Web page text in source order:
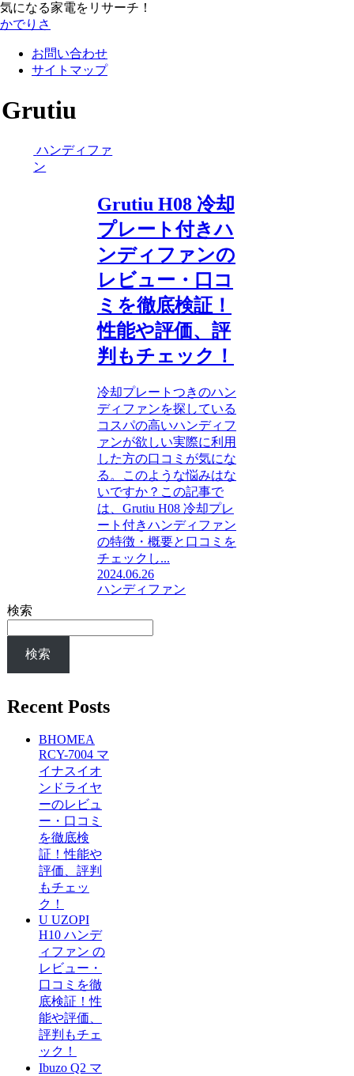
気になる家電をリサーチ！
かでりさ
お問い合わせ
サイトマップ
Grutiu
ハンディファ
ン
Grutiu H08 冷却
プレート付きハ
ンディファンの
レビュー・口コ
ミを徹底検証！
性能や評価、評
判もチェック！
冷却プレートつきのハン
ディファンを探している
コスパの高いハンディフ
ァンが欲しい実際に利用
した方の口コミが気にな
る。このような悩みはな
いですか？この記事で
は、Grutiu H08 冷却プレ
ート付きハンディファン
の特徴・概要と口コミを
チェックし...
2024.06.26
ハンディファン
検索
検索
Recent Posts
BHOMEA
RCY-7004 マ
イナスイオ
ンドライヤ
ーのレビュ
ー・口コミ
を徹底検
証！性能や
評価、評判
もチェッ
ク！
U UZOPI
H10 ハンデ
ィファン の
レビュー・
口コミを徹
底検証！性
能や評価、
評判もチェ
ック！
Ibuzo Q2 マ